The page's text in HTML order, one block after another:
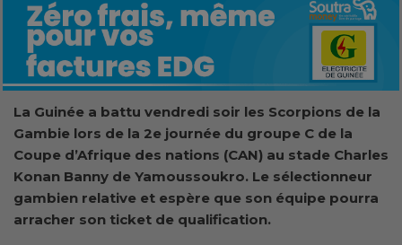
La Guinée a battu vendredi soir les Scorpions de la
Gambie lors de la 2e journée du groupe C de la
Coupe d’Afrique des nations (CAN) au stade Charles
Konan Banny de Yamoussoukro. Le sélectionneur
gambien relative et espère que son équipe pourra
arracher son ticket de qualification.